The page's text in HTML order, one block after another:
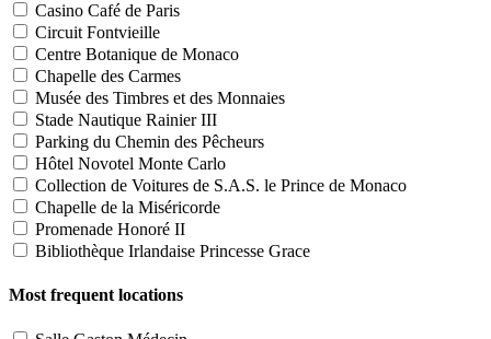
Casino Café de Paris
Circuit Fontvieille
Centre Botanique de Monaco
Chapelle des Carmes
Musée des Timbres et des Monnaies
Stade Nautique Rainier III
Parking du Chemin des Pêcheurs
Hôtel Novotel Monte Carlo
Collection de Voitures de S.A.S. le Prince de Monaco
Chapelle de la Miséricorde
Promenade Honoré II
Bibliothèque Irlandaise Princesse Grace
Most frequent locations